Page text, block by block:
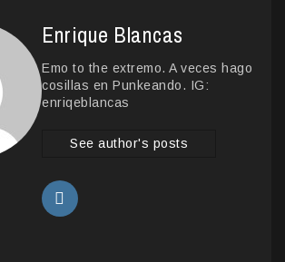
Enrique Blancas
Emo to the extremo. A veces hago
cosillas en Punkeando. IG:
enriqeblancas
See author's posts